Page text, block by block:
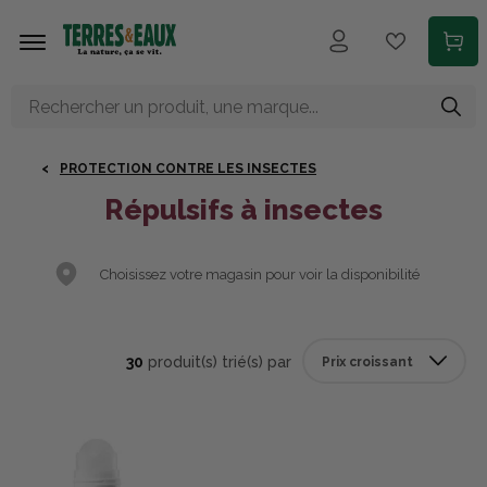
PROTECTION CONTRE LES INSECTES
Répulsifs à insectes
Choisissez votre magasin pour voir la disponibilité
30 produit(s) trié(s) par